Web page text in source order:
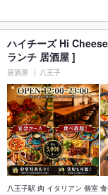
ハイチーズ Hi
ランチ 居酒屋 ]
居酒屋 八王子
八王子駅 肉 イタリアン 個室